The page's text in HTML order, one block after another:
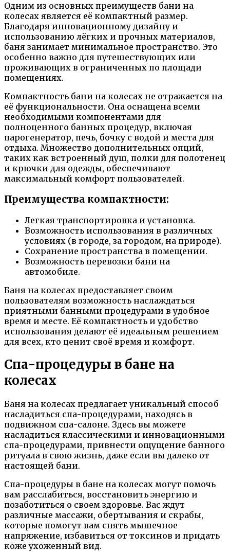
Одним из основных преимуществ бани на
колесах является её компактный размер.
Благодаря инновационному дизайну и
использованию лёгких и прочных материалов,
баня занимает минимальное пространство. Это
особенно важно для путешествующих или
проживающих в ограниченных по площади
помещениях.
Компактность бани на колесах не отражается на
её функциональности. Она оснащена всеми
необходимыми компонентами для
полноценного банных процедур, включая
парогенератор, печь, бочку с водой и места для
отдыха. Множество дополнительных опций,
таких как встроенный душ, полки для полотенец
и крючки для одежды, обеспечивают
максимальный комфорт пользователей.
Преимущества компактности:
Легкая транспортировка и установка.
Возможность использования в различных
условиях (в городе, за городом, на природе).
Сохранение пространства в помещении.
Возможность перевозки бани на
автомобиле.
Баня на колесах предоставляет своим
пользователям возможность наслаждаться
приятными банными процедурами в удобное
время и месте. Её компактность и удобство
использования делают её идеальным решением
для всех, кто ценит своё время и комфорт.
Спа-процедуры в бане на
колесах
Баня на колесах предлагает уникальный способ
насладиться спа-процедурами, находясь в
подвижном спа-салоне. Здесь вы можете
насладиться классическими и инновационными
спа-процедурами, привнести ощущение банного
ритуала в свою жизнь, даже если вы далеко от
настоящей бани.
Спа-процедуры в бане на колесах могут помочь
вам расслабиться, восстановить энергию и
позаботиться о своем здоровье. Вас ждут
различные массажи, обертывания и скрабы,
которые помогут вам снять мышечное
напряжение, избавиться от токсинов и придать
коже ухоженный вид.